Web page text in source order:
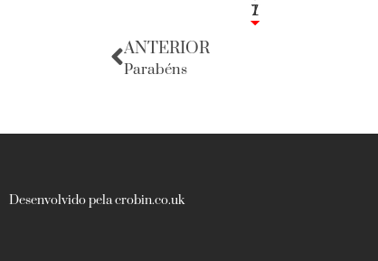
1
7
ANTERIOR
Parabéns
Desenvolvido pela crobin.co.uk